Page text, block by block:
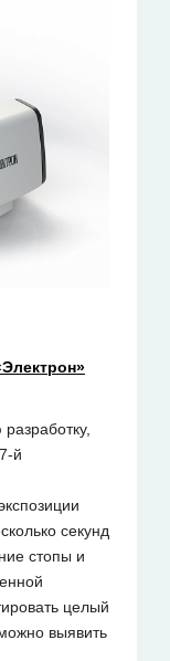
й
секунд
стопы и
целый
выявить